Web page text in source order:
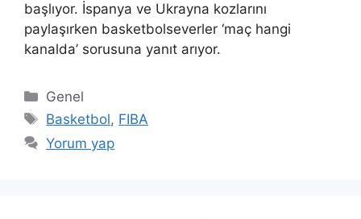
başlıyor. İspanya ve Ukrayna kozlarını
paylaşırken basketbolseverler ‘maç hangi
kanalda’ sorusuna yanıt arıyor.
Kategoriler
Genel
Etiketler
Basketbol, FIBA
Yorum yap